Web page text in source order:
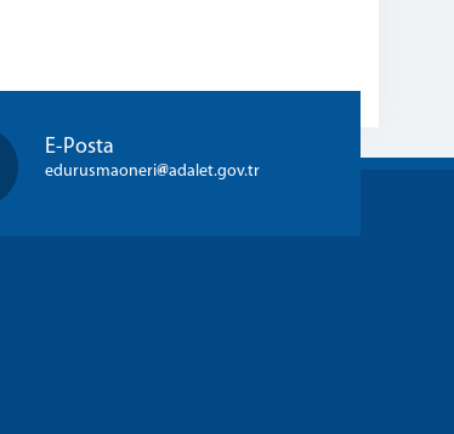
E-Posta
edurusmaoneri adalet.gov.tr